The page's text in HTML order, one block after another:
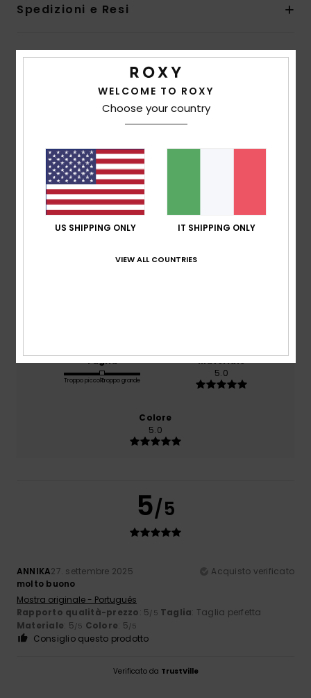
Spedizioni e Resi
Recensioni dei clienti
Punteggio medio
5.0
basato su1 recensioni verificate
Il 100% dei nostri clienti consiglia questo prodotto
NaN
Taglia
Troppo piccoloTroppo grande
Materiale
5.0
Colore
5.0
5/5
ANNIKA27. settembre 2025
Acquisto verificato
molto buono
Mostra originale - Português
Rapporto qualità-prezzo: 5/5 Taglia: Taglia perfetta
Materiale: 5/5 Colore: 5/5
Consiglio questo prodotto
Verificato da TrustVille
WELCOME TO ROXY
Choose your country
US SHIPPING ONLY IT SHIPPING ONLY
VIEW ALL COUNTRIES